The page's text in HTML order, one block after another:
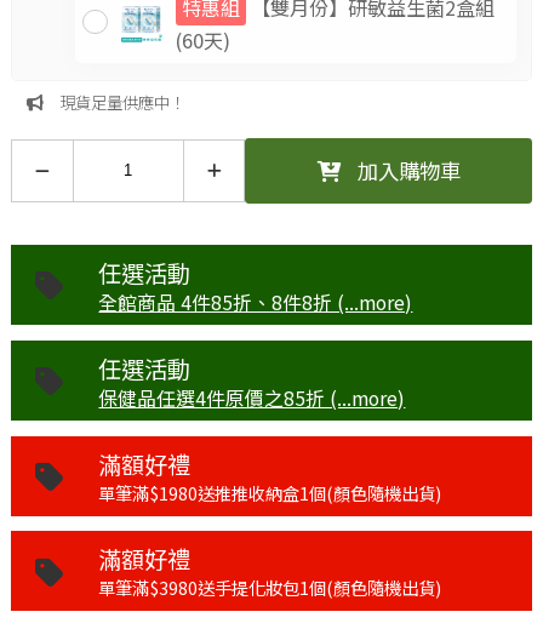
特惠組
【雙月份】研敏益生菌2盒組
(60天)
現貨足量供應中！
加入購物車
任選活動
全館商品 4件85折、8件8折 (...more)
任選活動
保健品任選4件原價之85折 (...more)
滿額好禮
單筆滿$1980送推推收納盒1個(顏色隨機出貨)
滿額好禮
單筆滿$3980送手提化妝包1個(顏色隨機出貨)